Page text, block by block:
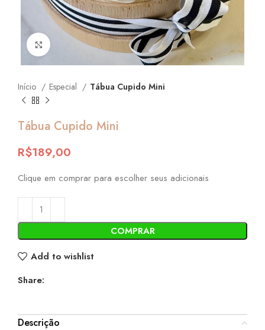
Click to enlarge
Início Especial Tábua Cupido Mini
Tábua Cupido Mini
R$189,00
Clique em comprar para escolher seus adicionais
COMPRAR
Add to wishlist
Share:
Descrição